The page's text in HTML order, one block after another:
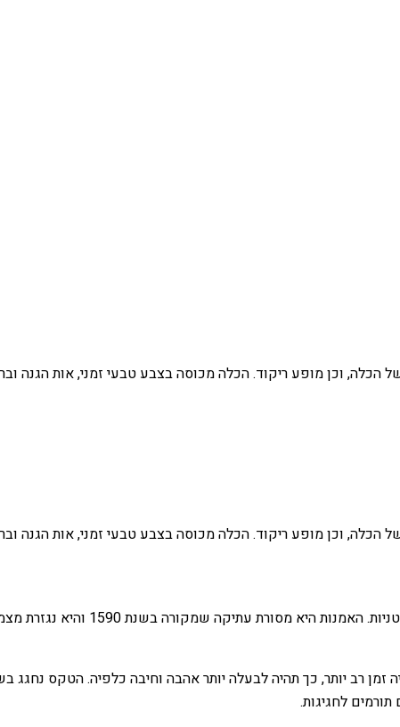
הכלה, וכן מופע ריקוד. הכלה מכוסה בצבע טבעי זמני, אות הגנה
הכלה, וכן מופע ריקוד. הכלה מכוסה בצבע טבעי זמני, אות הגנה
רב יותר, כך תהיה לבעלה יותר אהבה וחיבה כלפיה. הטקס נחגג
לחגיגות.